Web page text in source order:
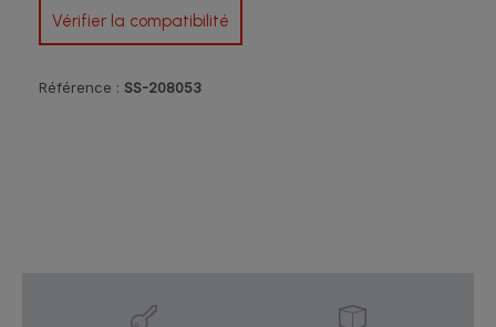
Vérifier la compatibilité
Référence : SS-208053